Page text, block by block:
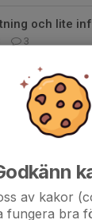
och lite
3
lite info
0
i
startar
0
av kakor
fungera bra